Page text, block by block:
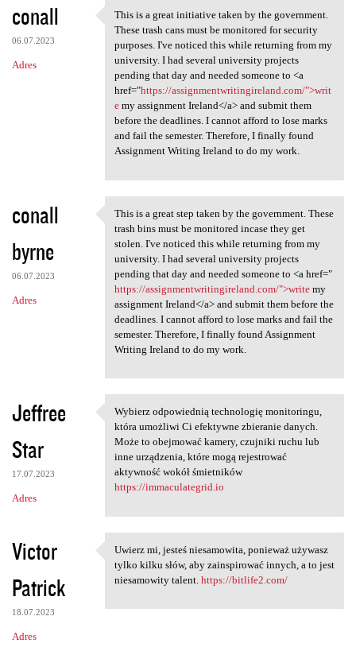
conall
06.07.2023
Adres
This is a great initiative
This is a great initiative taken by the government.
These trash cans must be monitored for security
purposes. I've noticed this while returning from my
university. I had several university projects
pending that day and needed someone to <a
href="https://assignmentwritingireland.com/">writ
emy assignment Ireland</a> and submit them
before the deadlines. I cannot afford to lose marks
and fail the semester. Therefore, I finally found
Assignment Writing Ireland to do my work.
conall
byrne
06.07.2023
Adres
This is a great step taken by
This is a great step taken by the government. These
trash bins must be monitored incase they get
stolen. I've noticed this while returning from my
university. I had several university projects
pending that day and needed someone to <a href="
https://assignmentwritingireland.com/">writemy
assignment Ireland</a> and submit them before the
deadlines. I cannot afford to lose marks and fail the
semester. Therefore, I finally found Assignment
Writing Ireland to do my work.
Jeffree
Star
17.07.2023
Adres
Wybierz odpowiednią
Wybierz odpowiednią technologię monitoringu,
która umożliwi Ci efektywne zbieranie danych.
Może to obejmować kamery, czujniki ruchu lub
inne urządzenia, które mogą rejestrować
aktywność wokół śmietników
https://immaculategrid.io
Victor
Patrick
18.07.2023
Adres
Uwierz mi, jesteś niesamowita
Uwierz mi, jesteś niesamowita, ponieważ używasz
tylko kilku słów, aby zainspirować innych, a to jest
niesamowity talent. https://bitlife2.com/